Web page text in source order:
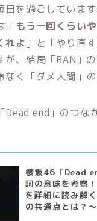
を過ごしています
「もう一回くらい
れよ 」と「やり直
が、結局「BAN」
く「ダメ人間」の
end」のつな
櫻坂46「Dead
詞の意味を考察
を詳細に読み解
の共通点とは？～